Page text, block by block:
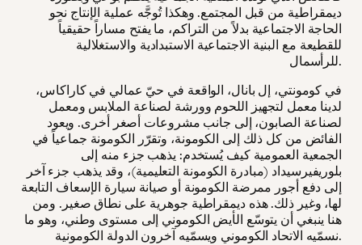
ديمقراطية من قبل المجتمع. وهكذا تُوجَّه عملية الإنتاج نحو
الحاجة الاجتماعية بدلاً من التراكم، ما يفتح مساراً حقيقياً
للقطيعة مع البنية الاجتماعية الاستبدادية والاستغلالية
للرأسمال.
في كومونتي، إل بانال، الواقعة في حيّ عمالي في كاراكاس،
لدينا معمل لتجهيز اللحوم وورشة لصناعة الملابس ومعمل
لصناعة الصابون، إلى جانب مشروعات أصغر أخرى. ويعود
الفائض من كل ذلك إلى الكومونة، وتقرّر الكومونة جماعياً في
الجمعية العمومية كيف يُستخدم: يذهب جزء منه إلى
بلوريفيرسيداد (مبادرة الكومونة التعليمية)، وقد يذهب جزء آخر
إلى دفع أجور ممرضة الكومونة أو صيانة سيارة الإسعاف التابعة
لها، وغير ذلك. هذه ديمقراطية جوهرية على نطاق صغير. ومن
هنا ينبغي أن يتوسّع الأيض الكوموني إلى مستوى وطني، وهو ما
نسمّيه الاتحاد الكوموني ويسمّيه آخرون الدولة الكومونية.